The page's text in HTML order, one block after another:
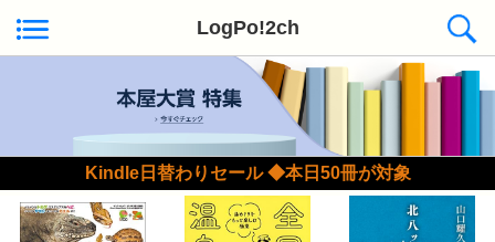
LogPo!2ch
Kindle日替わりセール ◆本日50冊が対象